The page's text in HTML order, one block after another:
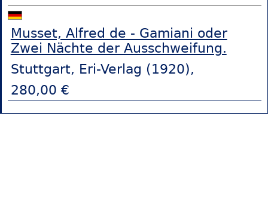
Musset, Alfred de - Gamiani oder
Zwei Nächte der Ausschweifung.
Stuttgart, Eri-Verlag (1920),
280,00 €